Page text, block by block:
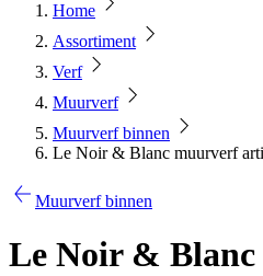
Home
Assortiment
Verf
Muurverf
Muurverf binnen
Le Noir & Blanc muurverf
Muurverf binnen
Le Noir &